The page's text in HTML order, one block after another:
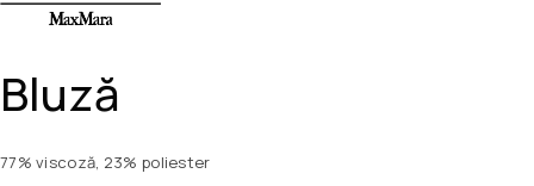
Bluză
77% viscoză, 23% poliester